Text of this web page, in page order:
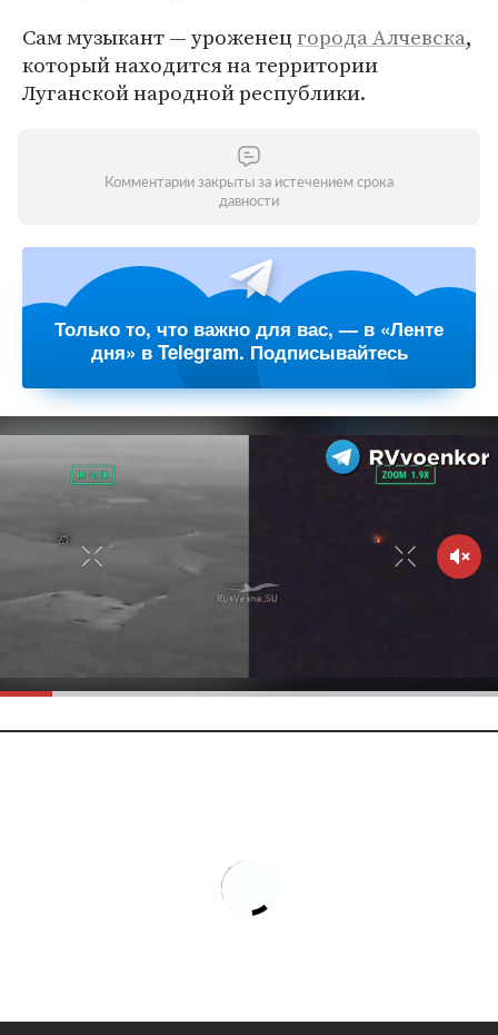
Сам музыкант — уроженецгорода Алчевска,
который находится на территории
Луганской народной республики.
Комментарии закрыты за истечением срока
давности
Только то, что важно для вас, — в «Ленте
дня» в Telegram. Подписывайтесь